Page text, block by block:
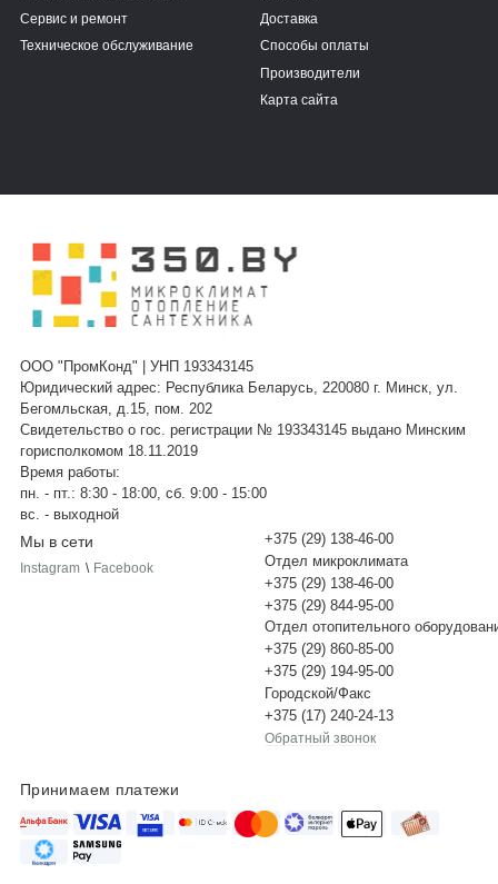
Сервис и ремонт
Техническое обслуживание
Доставка
Способы оплаты
Производители
Карта сайта
ООО "ПромКонд" | УНП 193343145
Юридический адрес: Республика Беларусь, 220080 г. Минск, ул.
Бегомльская, д.15, пом. 202
Свидетельство о гос. регистрации № 193343145 выдано Минским
горисполкомом 18.11.2019
Время работы:
пн. - пт.: 8:30 - 18:00, сб. 9:00 - 15:00
вс. - выходной
+375 (29) 138-46-00
Отдел микроклимата
+375 (29) 138-46-00
+375 (29) 844-95-00
Отдел отопительного
+375 (29) 860-85-00
+375 (29) 194-95-00
Городской/Факс
+375 (17) 240-24-13
Обратный звонок
Мы в сети
Instagram \ Facebook
Принимаем платежи